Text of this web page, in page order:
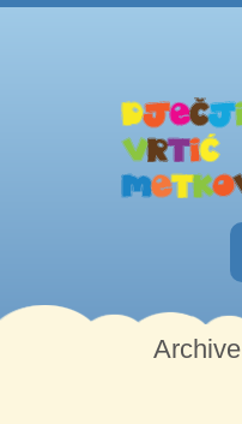
Naslovnica
Archive